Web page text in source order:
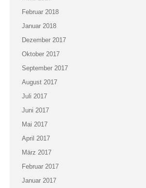
Februar 2018
Januar 2018
Dezember 2017
Oktober 2017
September 2017
August 2017
Juli 2017
Juni 2017
Mai 2017
April 2017
März 2017
Februar 2017
Januar 2017